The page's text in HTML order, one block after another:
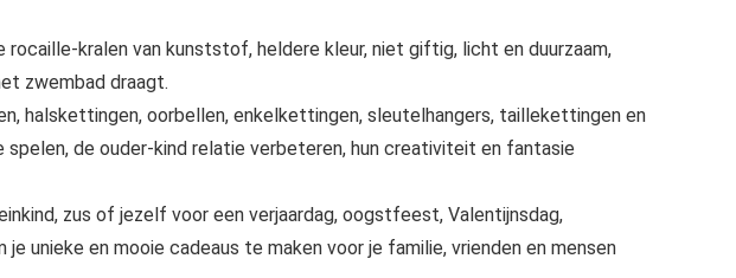
kralen van kunststof, heldere kleur, niet giftig, licht en duurzaam,
zwembad draagt.
halskettingen, oorbellen, enkelkettingen, sleutelhangers, taillekettingen en
de ouder-kind relatie verbeteren, hun creativiteit en fantasie
zus of jezelf voor een verjaardag, oogstfeest, Valentijnsdag,
unieke en mooie cadeaus te maken voor je familie, vrienden en mensen